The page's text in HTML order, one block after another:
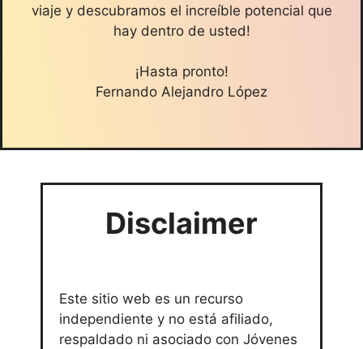
viaje y descubramos el increíble potencial que
hay dentro de usted!
¡Hasta pronto!
Fernando Alejandro López
Disclaimer
Este sitio web es un recurso
independiente y no está afiliado,
respaldado ni asociado con Jóvenes